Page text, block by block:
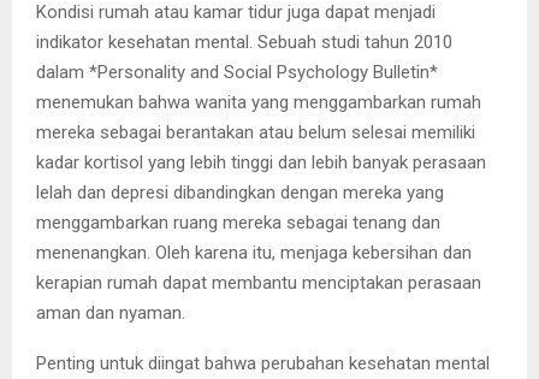
Kondisi rumah atau kamar tidur juga dapat menjadi
indikator kesehatan mental. Sebuah studi tahun 2010
dalam *Personality and Social Psychology Bulletin*
menemukan bahwa wanita yang menggambarkan rumah
mereka sebagai berantakan atau belum selesai memiliki
kadar kortisol yang lebih tinggi dan lebih banyak perasaan
lelah dan depresi dibandingkan dengan mereka yang
menggambarkan ruang mereka sebagai tenang dan
menenangkan. Oleh karena itu, menjaga kebersihan dan
kerapian rumah dapat membantu menciptakan perasaan
aman dan nyaman.
Penting untuk diingat bahwa perubahan kesehatan mental